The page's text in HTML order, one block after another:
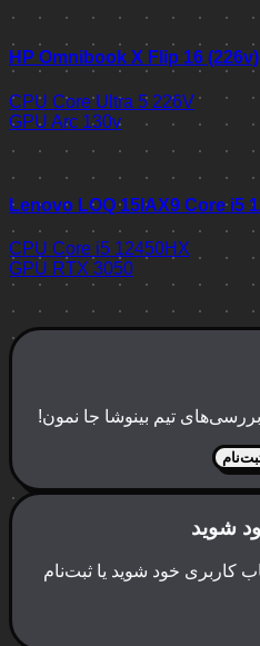
HP Omnibook X Flip 16 (226v)
CPU Core Ultra 5 226V
GPU Arc 130v
Lenovo LOQ 15IAX9 Core i5
CPU Core i5 12450HX
GPU RTX 3050
تیم بینوشا جا نمون!
شوید
کاربری خود شوید یا ثبت‌نام